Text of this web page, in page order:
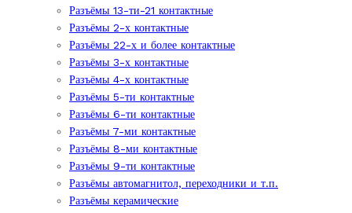
Разъёмы 13-ти-21 контактные
Разъёмы 2-х контактные
Разъёмы 22-х и более контактные
Разъёмы 3-х контактные
Разъёмы 4-х контактные
Разъёмы 5-ти контактные
Разъёмы 6-ти контактные
Разъёмы 7-ми контактные
Разъёмы 8-ми контактные
Разъёмы 9-ти контактные
Разъёмы автомагнитол, переходники и т.п.
Разъёмы керамические